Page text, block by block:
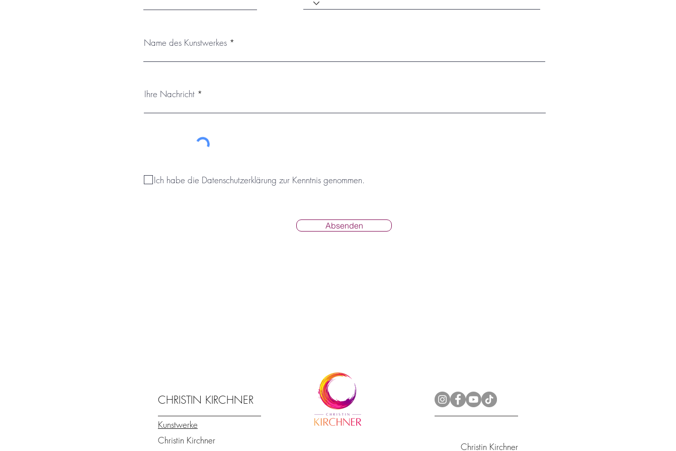
Name des Kunstwerkes
Ihre Nachricht
Ich habe die Datenschutzerklärung zur Kenntnis genommen.
Absenden
CHRISTIN KIRCHNER
Kunstwerke
Christin Kirchner
Christin Kirchner